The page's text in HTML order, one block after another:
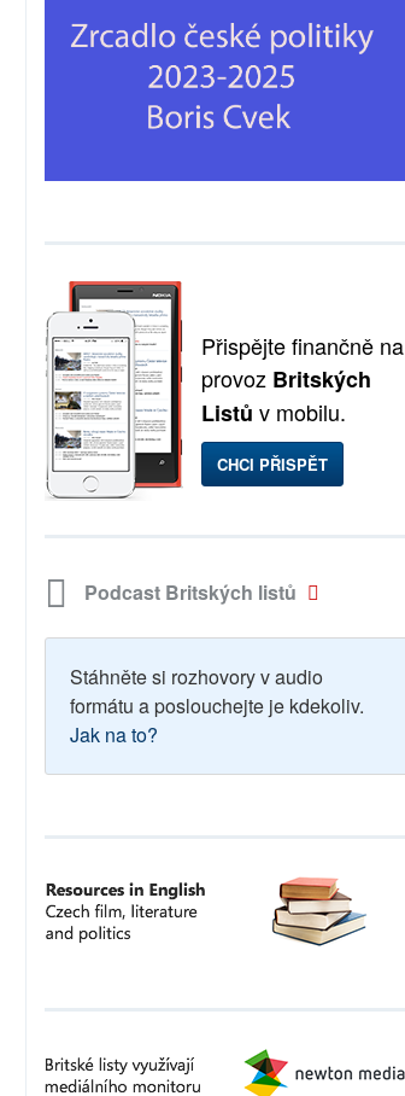
Přispějte finančně na
provoz Britských
Listů v mobilu.
CHCI PŘISPĚT
Podcast Britských listů
Stáhněte si rozhovory v audio
formátu a poslouchejte je kdekoliv.
Jak na to?